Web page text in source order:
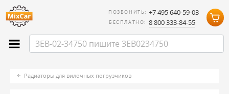
ПОЗВОНИТЬ: +7 495 640-59-03
БЕСПЛАТНО: 8 800 333-84-55
Радиаторы для вилочных погрузчиков